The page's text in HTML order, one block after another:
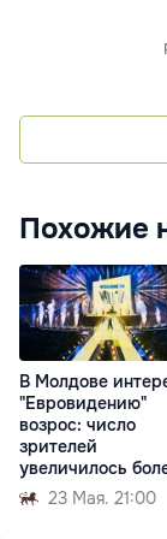
Похожие
В Молдове
"Евровидению"
возрос: число
зрителей
увеличилось
чем вдвое
23 Мая. 21:00